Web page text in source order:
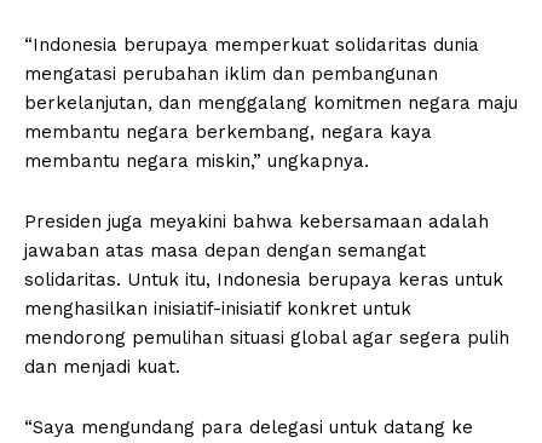
“Indonesia berupaya memperkuat solidaritas dunia
mengatasi perubahan iklim dan pembangunan
berkelanjutan, dan menggalang komitmen negara maju
membantu negara berkembang, negara kaya
membantu negara miskin,” ungkapnya.
Presiden juga meyakini bahwa kebersamaan adalah
jawaban atas masa depan dengan semangat
solidaritas. Untuk itu, Indonesia berupaya keras untuk
menghasilkan inisiatif-inisiatif konkret untuk
mendorong pemulihan situasi global agar segera pulih
dan menjadi kuat.
“Saya mengundang para delegasi untuk datang ke